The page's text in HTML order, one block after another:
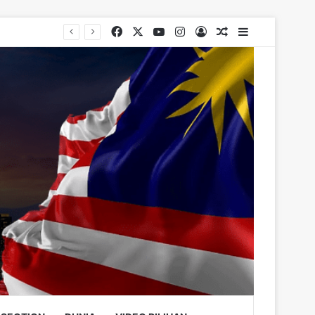
Facebook YouTubeInstagram
Log InRandom Article